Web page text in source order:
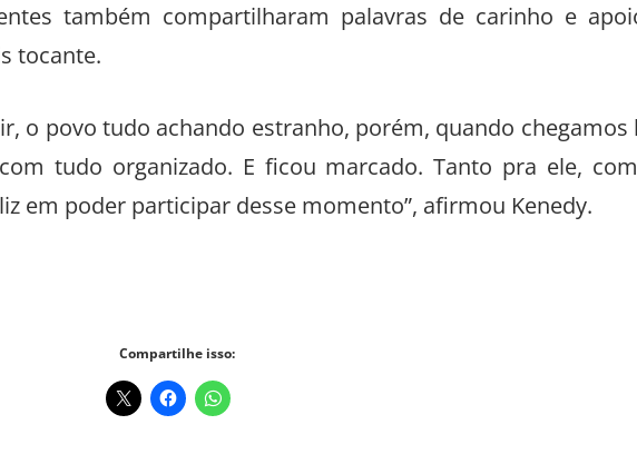
também compartilharam palavras de carinho e
tocante.
o povo tudo achando estranho, porém, quando chegamos
tudo organizado. E ficou marcado. Tanto pra ele,
em poder participar desse momento”, afirmou Kenedy.
Compartilhe isso: